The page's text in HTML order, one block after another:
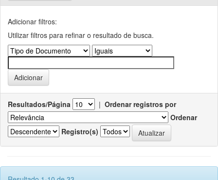
Adicionar filtros:
Utilizar filtros para refinar o resultado de busca.
Resultados/Página | Ordenar registros por
Ordenar
Registro(s)